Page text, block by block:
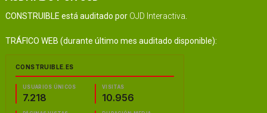
CONSTRUIBLE está auditado por OJD Interactiva
TRÁFICO WEB (durante último mes auditado disponible):